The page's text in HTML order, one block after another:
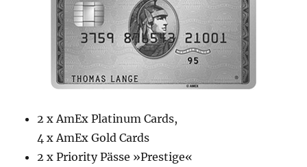
2 x AmEx Platinum Cards,
4 x AmEx Gold Cards
2 x Priority Pässe »Prestige«